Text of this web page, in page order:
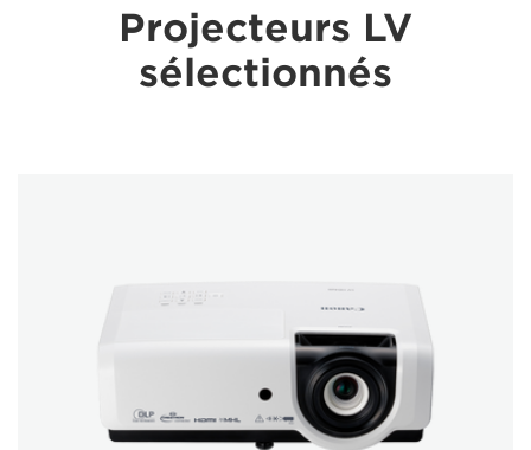
Projecteurs LV
sélectionnés